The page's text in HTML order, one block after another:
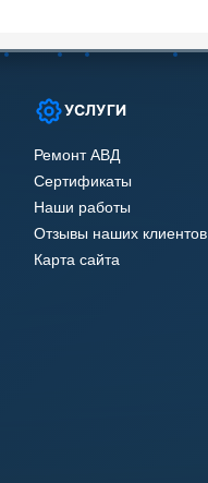
УСЛУГИ
Ремонт АВД
Сертификаты
Наши работы
Отзывы наших клиентов
Карта сайта